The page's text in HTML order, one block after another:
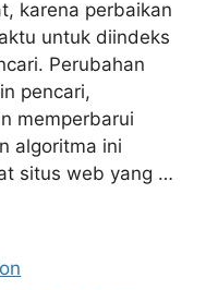
karena perbaikan
untuk diindeks
Perubahan
pencari,
memperbarui
algoritma ini
situs web yang …